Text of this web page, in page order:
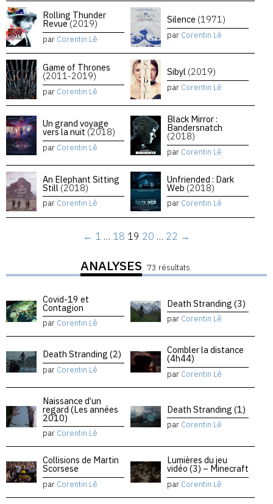
Rolling Thunder
Revue(2019)
par Corentin Lê
Silence (1971)
par Corentin Lê
Game of Thrones
(2011-2019)
par Corentin Lê
Sibyl (2019)
par Corentin Lê
Un grand voyage
vers la nuit (2018)
par Corentin Lê
Black Mirror :
Bandersnatch
(2018)
par Corentin Lê
An Elephant Sitting
Still (2018)
par Corentin Lê
Unfriended : Dark
Web (2018)
par Corentin Lê
← 1 … 18 19 20 … 22 →
ANALYSES 73 résultats
Covid-19 et
Contagion
par Corentin Lê
Death Stranding (3)
par Corentin Lê
Death Stranding (2)
par Corentin Lê
Combler la distance
(4h44)
par Corentin Lê
Naissance d’un
regard (Les années
2010)
par Corentin Lê
Death Stranding (1)
par Corentin Lê
Collisions de Martin
Scorsese
par Corentin Lê
Lumières du jeu
vidéo (3) – Minecraft
par Corentin Lê